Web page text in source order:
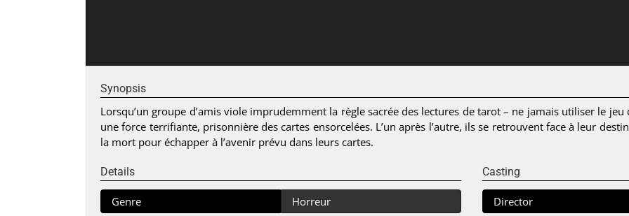
Synopsis
Lorsqu’un groupe d’amis viole imprudemment la règle sacrée des lectures de tarot – ne jamais utiliser le
une force terrifiante, prisonnière des cartes ensorcelées. L’un après l’autre, ils se retrouvent face à leur
la mort pour échapper à l’avenir prévu dans leurs cartes.
Details
Genre Horreur
Casting
Director